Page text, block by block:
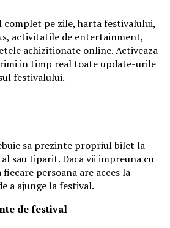
complet pe zile, harta festivalului,
activitatile de entertainment,
achizitionate online. Activeaza
in timp real toate update-urile
festivalului.
sa prezinte propriul bilet la
sau tiparit. Daca vii impreuna cu
persoana are acces la
a ajunge la festival.
de festival